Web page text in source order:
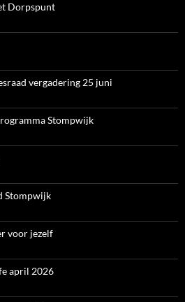
Dorpspunt
vergadering 25 juni
Stompwijk
Stompwijk
voor jezelf
april 2026